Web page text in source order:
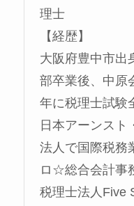
理士
【経歴】
大阪府豊中市出
部卒業後、中原
年に税理士試験
日本アーンスト
法人で国際税務
ロ☆総合会計事
税理士法人Five